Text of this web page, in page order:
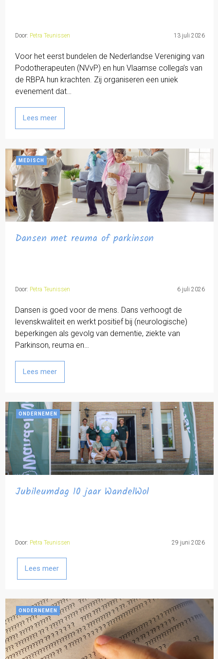
Door: Petra Teunissen 13 juli 2026
Voor het eerst bundelen de Nederlandse Vereniging van
Podotherapeuten (NVvP) en hun Vlaamse collega’s van
de RBPA hun krachten. Zij organiseren een uniek
evenement dat…
Lees meer
MEDISCH
Dansen met reuma of parkinson
Door: Petra Teunissen 6 juli 2026
Dansen is goed voor de mens. Dans verhoogt de
levenskwaliteit en werkt positief bij (neurologische)
beperkingen als gevolg van dementie, ziekte van
Parkinson, reuma en…
Lees meer
ONDERNEMEN
Jubileumdag 10 jaar WandelWol
Door: Petra Teunissen 29 juni 2026
Lees meer
ONDERNEMEN